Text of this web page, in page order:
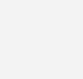
hingewiesen
nicht zu einem